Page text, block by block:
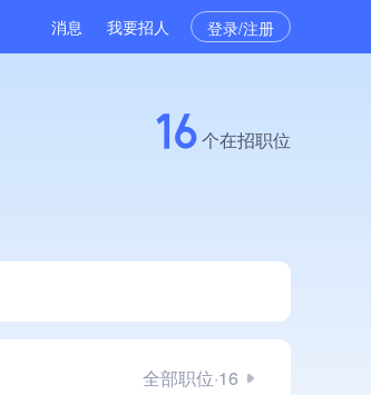
消息 我要招人 登录/注册
16个在招职位
全部职位·16